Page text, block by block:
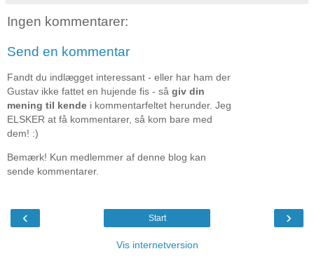
Ingen kommentarer:
Send en kommentar
Fandt du indlægget interessant - eller har ham der
Gustav ikke fattet en hujende fis - så giv din
mening til kende i kommentarfeltet herunder. Jeg
ELSKER at få kommentarer, så kom bare med
dem! :)
Bemærk! Kun medlemmer af denne blog kan
sende kommentarer.
‹ ›
Start
Vis internetversion